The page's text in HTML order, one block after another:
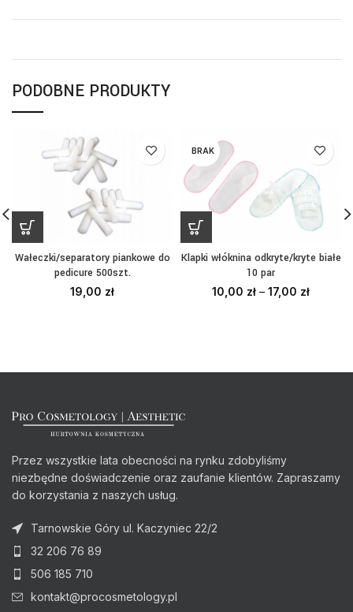
PODOBNE PRODUKTY
Wałeczki/separatory piankowe do
pedicure 500szt.
19,00 zł
BRAK
Klapki włóknina odkryte/kryte białe
10 par
10,00 zł – 17,00 zł
Przez wszystkie lata obecności na rynku zdobyliśmy
niezbędne doświadczenie oraz zaufanie klientów. Zapraszamy
do korzystania z naszych usług.
Tarnowskie Góry ul. Kaczyniec 22/2
32 206 76 89
506 185 710
kontakt@procosmetology.pl